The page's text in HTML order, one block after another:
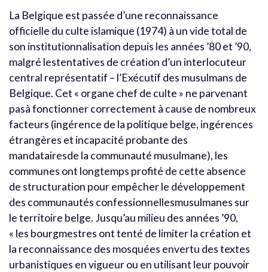
La Belgique est passée d’une reconnaissance
officielle du culte islamique (1974) à un vide total de
son institutionnalisation depuis les années ’80 et ’90,
malgré lestentatives de création d’un interlocuteur
central représentatif – l’Exécutif des musulmans de
Belgique. Cet « organe chef de culte » ne parvenant
pasà fonctionner correctement à cause de nombreux
facteurs (ingérence de la politique belge, ingérences
étrangères et incapacité probante des
mandatairesde la communauté musulmane), les
communes ont longtemps profité de cette absence
de structuration pour empêcher le développement
des communautés confessionnellesmusulmanes sur
le territoire belge. Jusqu’au milieu des années ’90,
« les bourgmestres ont tenté de limiter la création et
la reconnaissance des mosquées envertu des textes
urbanistiques en vigueur ou en utilisant leur pouvoir